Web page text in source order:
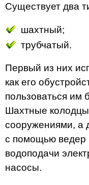
Существует два
шахтный;
трубчатый.
Первый из них
как его
пользоваться им
Шахтные
сооружениями, а
с помощью ведер
водоподачи
насосы.